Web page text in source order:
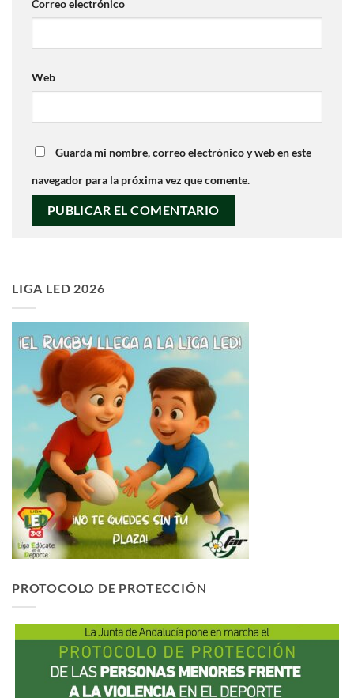
Correo electrónico
Web
Guarda mi nombre, correo electrónico y web en este
navegador para la próxima vez que comente.
LIGA LED 2026
PROTOCOLO DE PROTECCIÓN